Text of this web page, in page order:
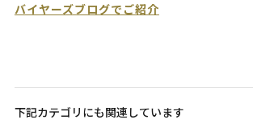
バイヤーズブログでご紹介
下記カテゴリにも関連しています